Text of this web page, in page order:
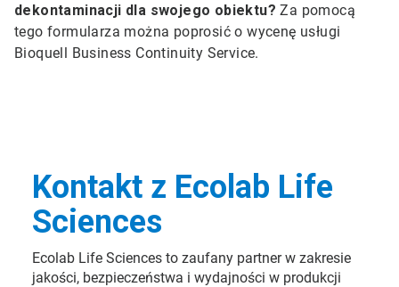
dekontaminacji dla swojego obiektu? Za pomocą
tego formularza można poprosić o wycenę usługi
Bioquell Business Continuity Service.
Kontakt z Ecolab Life
Sciences
Ecolab Life Sciences to zaufany partner w zakresie
jakości, bezpieczeństwa i wydajności w produkcji